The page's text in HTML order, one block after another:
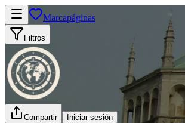
Marcapáginas
Filtros
Compartir Iniciar sesión